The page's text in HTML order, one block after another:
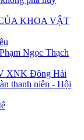
KHOA VẬT
Ngọc Thạch
XNK Đông Hải
thanh niên - Hội